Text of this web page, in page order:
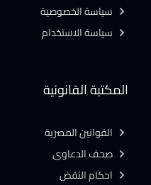
المكتبة القانونية
القوانين المصرية
صحف الدعاوى
احكام النقض
سياسة الخصوصية
سياسة الاستخدام